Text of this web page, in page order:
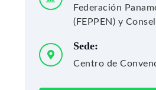
Federación
(FEPPEN) y
Sede:
Centro de